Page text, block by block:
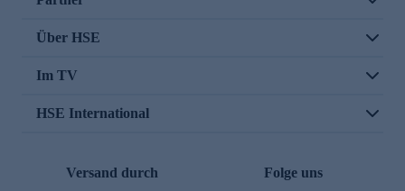
Über HSE
Im TV
HSE International
Versand durch Folge uns